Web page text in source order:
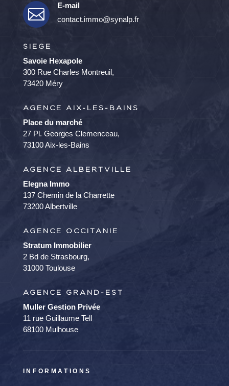

E-mail
contact.immo@synalp.fr
SIEGE
Savoie Hexapole
300 Rue Charles Montreuil,
73420 Méry
AGENCE AIX-LES-BAINS
Place du marché
27 Pl. Georges Clemenceau,
73100 Aix-les-Bains
AGENCE ALBERTVILLE
Elegna Immo
137 Chemin de la Charrette
73200 Albertville
AGENCE OCCITANIE
Stratum Immobilier
2 Bd de Strasbourg,
31000 Toulouse
AGENCE GRAND-EST
Muller Gestion Privée
11 rue Guillaume Tell
68100 Mulhouse
INFORMATIONS